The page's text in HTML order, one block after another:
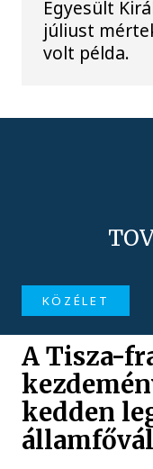
Egyesült
júliust
volt példa.
KÖZÉLET
A Tisza-
kedden